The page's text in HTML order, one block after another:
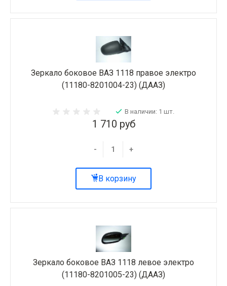
Зеркало боковое ВАЗ 1118 правое электро
(11180-8201004-23) (ДААЗ)
В наличии: 1 шт.
1 710 руб
- +
В корзину
Зеркало боковое ВАЗ 1118 левое электро
(11180-8201005-23) (ДААЗ)